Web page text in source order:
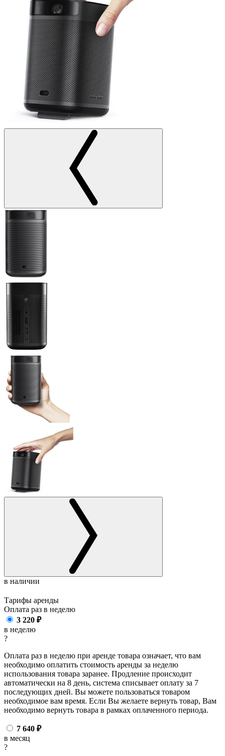
в наличии
Тарифы аренды
Оплата раз в неделю
3 220 ₽
в неделю
?
Оплата раз в неделю при аренде товара означает, что вам
необходимо оплатить стоимость аренды за неделю
использования товара заранее. Продление происходит
автоматически на 8 день, система списывает оплату за 7
последующих дней. Вы можете пользоваться товаром
необходимое вам время. Если Вы желаете вернуть товар, Вам
необходимо вернуть товара в рамках оплаченного периода.
7 640 ₽
в месяц
?